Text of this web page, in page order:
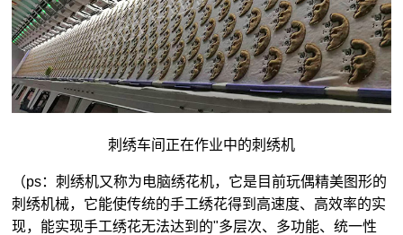
刺绣车间正在作业中的刺绣机
（ps：刺绣机又称为电脑绣花机，它是目前玩偶精美图形的
刺绣机械，它能使传统的手工绣花得到高速度、高效率的实
现，能实现手工绣花无法达到的"多层次、多功能、统一性